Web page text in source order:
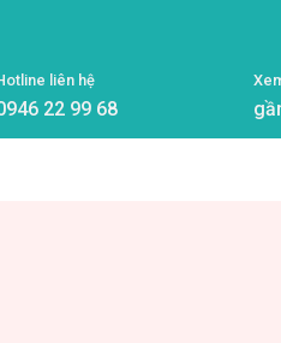
liên hệ
22 99 68